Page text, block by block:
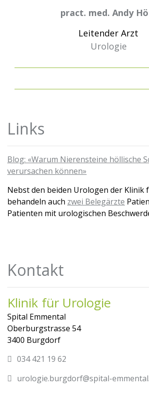
pract. med. Andy
Leitender Arzt
Urologie
Links
Blog: «Warum Nierensteine höllische
verursachen können»
Nebst den beiden Urologen der Klinik
behandeln auch zwei Belegärzte
Patienten mit urologischen
Kontakt
Klinik für Urologie
Spital Emmental
Oberburgstrasse 54
3400 Burgdorf
034 421 19 62
urologie.burgdorf@spital-